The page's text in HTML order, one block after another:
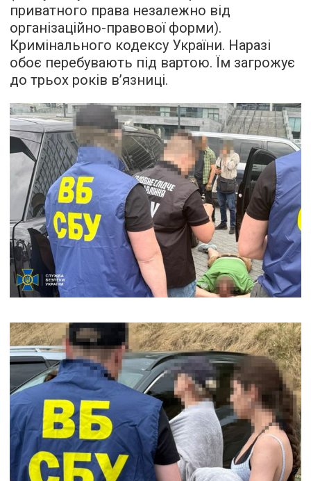
приватного права незалежно від
організаційно-правової форми).
Кримінального кодексу України. Наразі
обоє перебувають під вартою. Їм загрожує
до трьох років в’язниці.